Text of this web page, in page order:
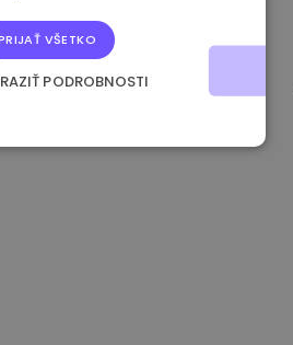
VŠETKO
PODROBNOSTI